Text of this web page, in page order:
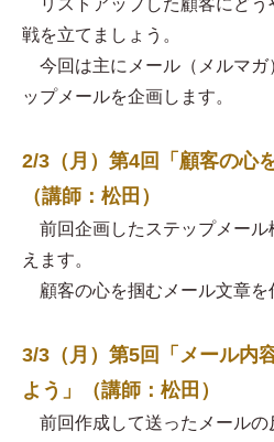
リストアップした顧客にどう
戦を立てましょう。
今回は主にメール（メルマガ
ップメールを企画します。
2/3（月）第4回「顧客の心
（講師：松田）
前回企画したステップメール
えます。
顧客の心を掴むメール文章を
3/3（月）第5回「メール内
よう」（講師：松田）
前回作成して送ったメールの